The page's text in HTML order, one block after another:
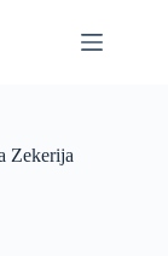
Zekerija